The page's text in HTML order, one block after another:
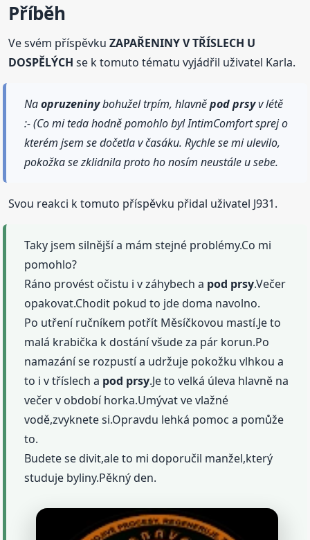
Příběh
Ve svém příspěvkuZAPAŘENINY V TŘÍSLECH U
DOSPĚLÝCH se k tomuto tématu vyjádřil uživatel Karla.
Naopruzeninybohužel trpím, hlavněpod prsyv létě
:- (Co mi teda hodně pomohlo byl IntimComfort sprej o
kterém jsem se dočetla v časáku. Rychle se mi ulevilo,
pokožka se zklidnila proto ho nosím neustále u sebe.
Svou reakci k tomuto příspěvku přidal uživatel J931.
Taky jsem silnější a mám stejné problémy.Co mi
pomohlo?
Ráno provést očistu i v záhybech a pod prsy.Večer
opakovat.Chodit pokud to jde doma navolno.
Po utření ručníkem potřít Měsíčkovou mastí.Je to
malá krabička k dostání všude za pár korun.Po
namazání se rozpustí a udržuje pokožku vlhkou a
to i v tříslech a pod prsy.Je to velká úleva hlavně na
večer v období horka.Umývat ve vlažné
vodě,zvyknete si.Opravdu lehká pomoc a pomůže
to.
Budete se divit,ale to mi doporučil manžel,který
studuje byliny.Pěkný den.